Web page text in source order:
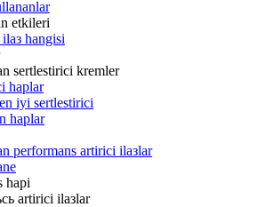
etkileri
hangisi
sertlestirici kremler
haplar
iyi sertlestirici
haplar
performans artirici ilaзlar
hapi
artirici ilaзlar